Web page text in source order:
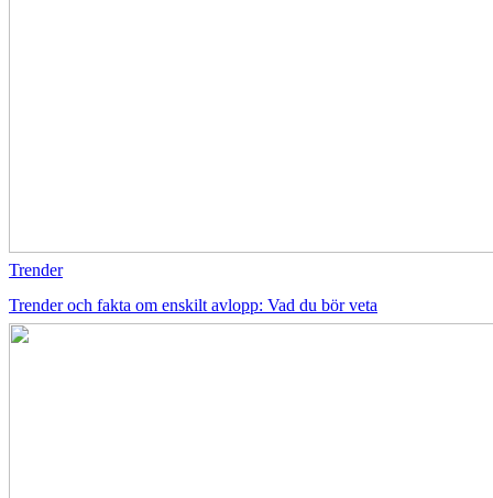
Trender
Trender och fakta om enskilt avlopp: Vad du bör veta